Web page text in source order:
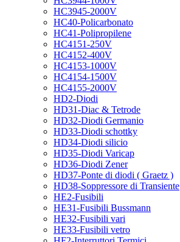
HC3945-2000V
HC40-Policarbonato
HC41-Polipropilene
HC4151-250V
HC4152-400V
HC4153-1000V
HC4154-1500V
HC4155-2000V
HD2-Diodi
HD31-Diac & Tetrode
HD32-Diodi Germanio
HD33-Diodi schottky
HD34-Diodi silicio
HD35-Diodi Varicap
HD36-Diodi Zener
HD37-Ponte di diodi ( Graetz )
HD38-Soppressore di Transiente
HE2-Fusibili
HE31-Fusibili Bussmann
HE32-Fusibili vari
HE33-Fusibili vetro